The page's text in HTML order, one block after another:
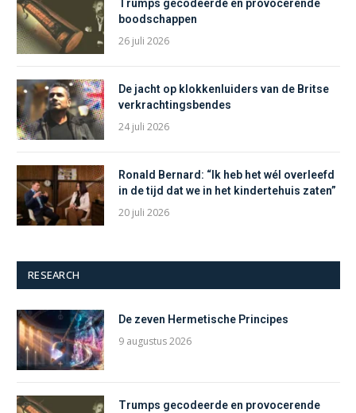
Trumps gecodeerde en provocerende
boodschappen
26 juli 2026
De jacht op klokkenluiders van de Britse
verkrachtingsbendes
24 juli 2026
Ronald Bernard: “Ik heb het wél overleefd
in de tijd dat we in het kindertehuis zaten”
20 juli 2026
RESEARCH
De zeven Hermetische Principes
9 augustus 2026
Trumps gecodeerde en provocerende